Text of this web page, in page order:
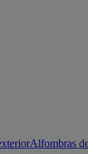
Alfombras